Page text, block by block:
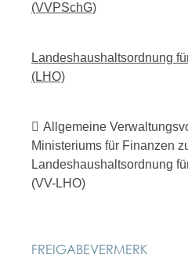
(VVPSchG)
Landeshaushaltsordnung
(LHO)
Allgemeine
Ministeriums für Finanzen
Landeshaushaltsordnung
(VV-LHO)
FREIGABEVERMERK